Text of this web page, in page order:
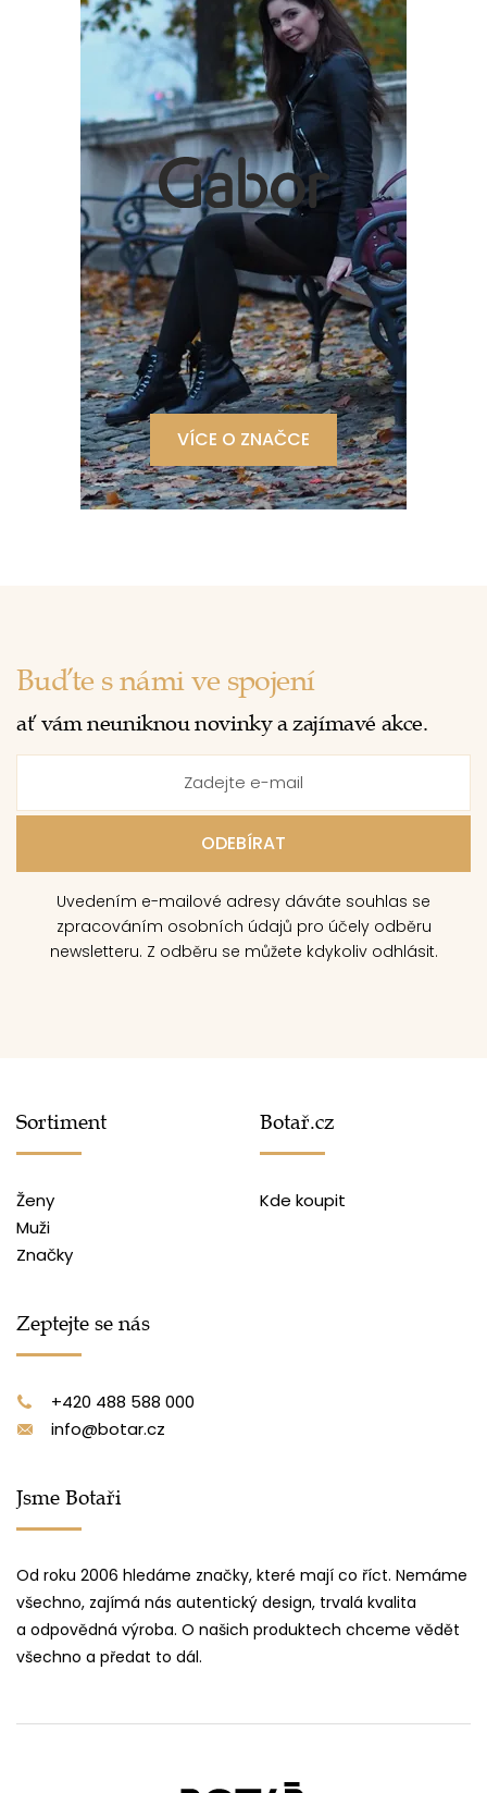
VÍCE O ZNAČCE
Buďte s námi ve spojení
ať vám neuniknou novinky a zajímavé akce.
Uvedením e-mailové adresy dáváte souhlas se
zpracováním osobních údajů pro účely odběru
newsletteru. Z odběru se můžete kdykoliv odhlásit.
Sortiment
Ženy
Muži
Značky
Botař.cz
Kde koupit
Zeptejte se nás
+420 488 588 000
info@botar.cz
Jsme Botaři
Od roku 2006 hledáme značky, které mají co říct. Nemáme
všechno, zajímá nás autentický design, trvalá kvalita
a odpovědná výroba. O našich produktech chceme vědět
všechno a předat to dál.